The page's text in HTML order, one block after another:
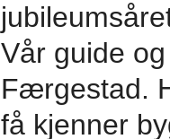
Vår guide
Færgestad.
få kjenner